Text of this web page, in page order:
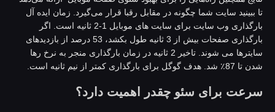
ببینید سایت شما چگونه در مقابل رقبا قرار می‌گیرد. زمان ایده آل
بارگذاری وب سایت برای سایت های موبایل 1-2 ثانیه است. اگر
بارگذاری صفحات بیش از 3 ثانیه طول بکشد، 53 درصد از بازدیدهای
سایترها می شوند. تاخیر 2 ثانیه در زمان بارگذاری منجر به نرخ رها
شد. هدف گوگل برای بارگذاری کمتر از نیم ثانیه است.
برای سئو چقدر اهمیت دارد؟